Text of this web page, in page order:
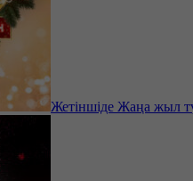
Жетіншіде Жаңа жыл